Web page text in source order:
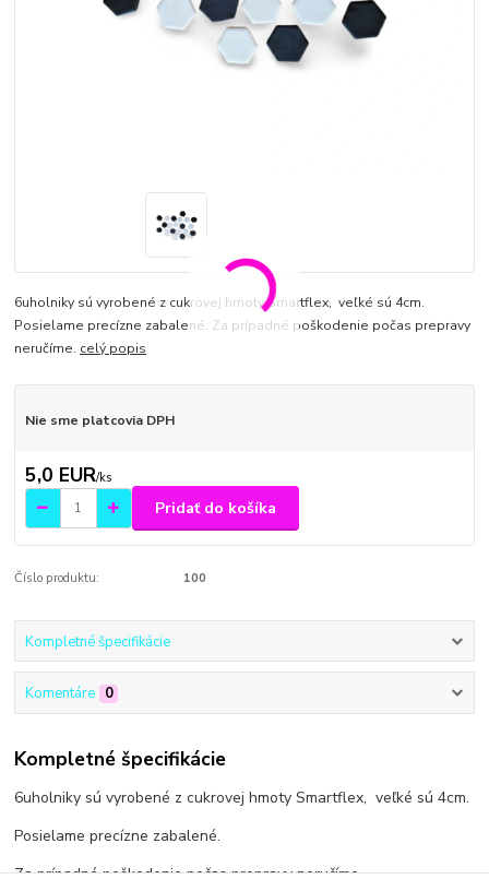
6uholniky sú vyrobené z cukrovej hmoty Smartflex, veľké sú 4cm.
Posielame precízne zabalené. Za prípadné poškodenie počas prepravy
neručíme. celý popis
Nie sme platcovia DPH
5,0 EUR/ks
Pridať do košíka
Číslo produktu: 100
Kompletné špecifikácie
Komentáre 0
Kompletné špecifikácie
6uholniky sú vyrobené z cukrovej hmoty Smartflex, veľké sú 4cm.
Posielame precízne zabalené.
Za prípadné poškodenie počas prepravy neručíme.